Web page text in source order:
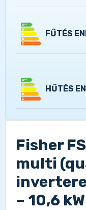
FŰTÉS
HŰTÉS
Fisher
multi
– 10,6 kW